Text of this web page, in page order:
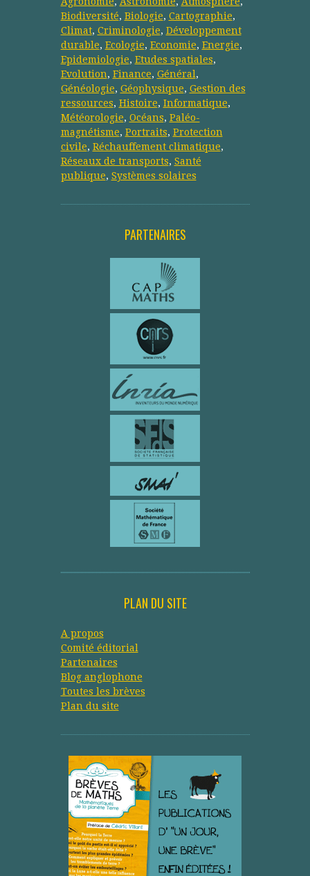
Biodiversité, Biologie, Cartographie,
Climat, Criminologie, Développement
durable, Ecologie, Economie, Energie,
Epidemiologie, Etudes spatiales,
Evolution, Finance, Général,
Généologie, Géophysique, Gestion des
ressources, Histoire, Informatique,
Météorologie, Océans, Paléo-
magnétisme, Portraits, Protection
civile, Réchauffement climatique,
Réseaux de transports, Santé
publique, Systèmes solaires
PARTENAIRES
PLAN DU SITE
A propos
Comité éditorial
Partenaires
Blog anglophone
Toutes les brèves
Plan du site